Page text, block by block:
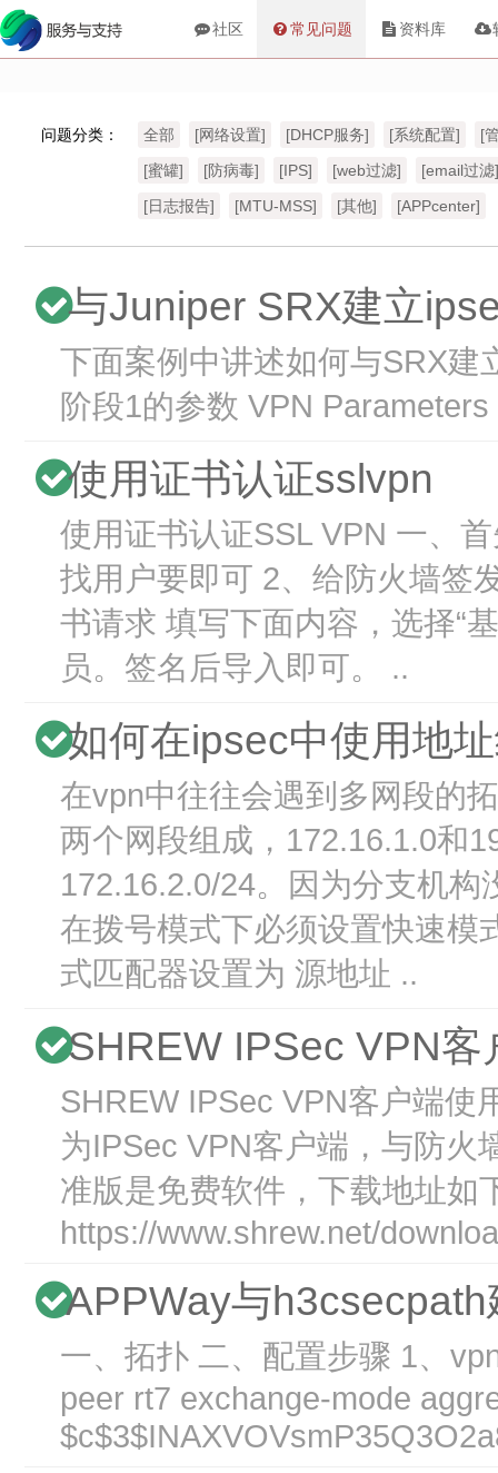
社区 常见问题 资料库
问题分类： 全部 [网络设置] [DHCP服务] [系统配置]
[
[蜜罐]
[防病毒] [IPS] [web过滤]
[email过滤]
[日志报告]
[MTU-MSS] [其他] [APPcenter]
与Juniper SRX建立
下面案例中讲述如何与SRX建
阶段1的参数 VPN
使用证书认证sslvpn
使用证书认证SSL VPN 一、
找用户要即可 2、给防火墙签
书请求 填写下面内容，选择“
员。签名后导入即可。 ..
如何在ipsec中使用地
在vpn中往往会遇到多网段的
两个网段组成，172.16.1.0和
172.16.2.0/24。因为分支机
在拨号模式下必须设置快速模
式匹配器设置为 源地址 ..
SHREW IPSec VPN客
SHREW IPSec VPN客户端
为IPSec VPN客户端，与防火
准版是免费软件，下载地址如
https://www.shrew.net/
APPWay与
一、拓扑 二、配置步骤 1、
peer rt7 exchange-mode